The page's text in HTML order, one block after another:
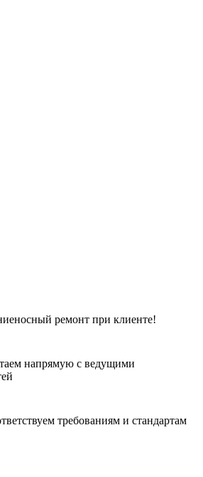
ремонт при клиенте!
напрямую с ведущими
требованиям и стандартам